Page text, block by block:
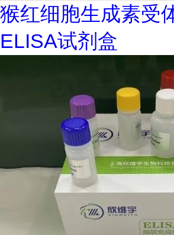
猴红细胞生成素受
ELISA试剂盒